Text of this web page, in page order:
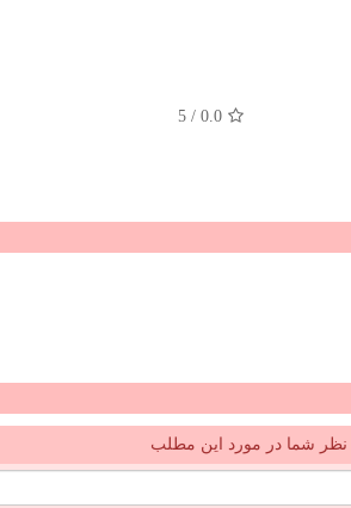
0.0
/
5
نظر شما در مورد این مطلب